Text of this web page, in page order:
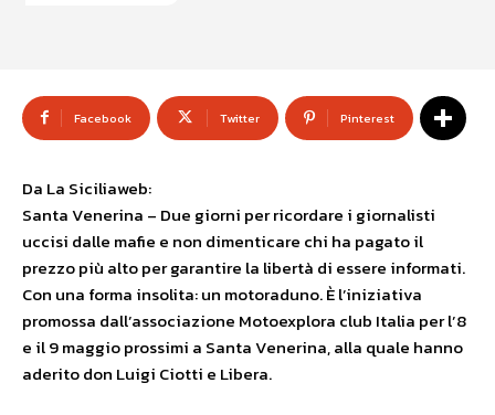
Facebook Twitter Pinterest
Da La Siciliaweb:
Santa Venerina – Due giorni per ricordare i giornalisti
uccisi dalle mafie e non dimenticare chi ha pagato il
prezzo più alto per garantire la libertà di essere informati.
Con una forma insolita: un motoraduno. È l’iniziativa
promossa dall’associazione Motoexplora club Italia per l’8
e il 9 maggio prossimi a Santa Venerina, alla quale hanno
aderito don Luigi Ciotti e Libera.